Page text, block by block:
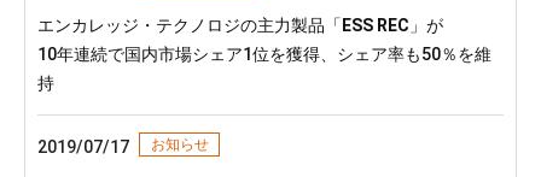
エンカレッジ・テクノロジの主力製品「ESS REC 」が
10年連続で国内市場シェア1位を獲得、シェア率も50％を維
持
2019/07/17 お知らせ